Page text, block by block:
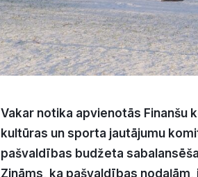
Vakar notika apvienotās
kultūras un sporta jautājumu
pašvaldības budžeta
Zināms, ka pašvaldības